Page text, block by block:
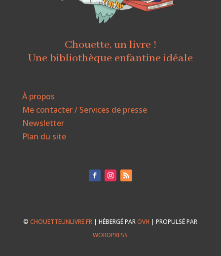
Chouette, un livre !
Une bibliothèque enfantine idéale
À propos
Me contacter / Services de presse
Newsletter
Plan du site
©CHOUETTEUNLIVRE.FR | HÉBERGÉ PAROVH | PROPULSÉ PAR
WORDPRESS